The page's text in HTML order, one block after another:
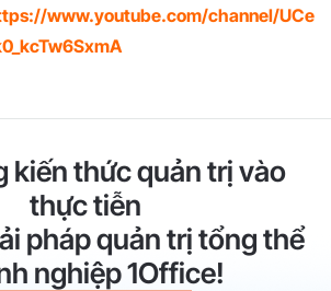
www.youtube.com/channel/UCe
kiến thức quản trị vào
thực tiễn
pháp quản trị tổng thể
nghiệp 1Office!